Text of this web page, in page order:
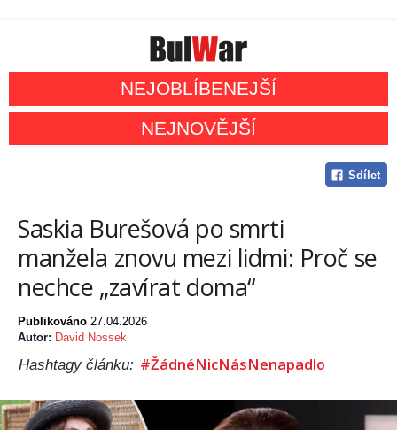
NEJOBLÍBENEJŠÍ
NEJNOVĚJŠÍ
Sdílet
Saskia Burešová po smrti
manžela znovu mezi lidmi: Proč se
nechce „zavírat doma“
Publikováno 27.04.2026
Autor: David Nossek
Hashtagy článku: #ŽádnéNicNásNenapadlo